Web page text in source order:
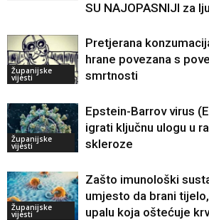
SU NAJOPASNIJI za
Županijske
vijesti
Pretjerana
hrane povezana s
smrtnosti
Županijske
vijesti
Epstein-Barrov virus
igrati ključnu ulogu u
skleroze
Županijske
vijesti
Zašto imunološki
umjesto da brani
upalu koja oštećuje